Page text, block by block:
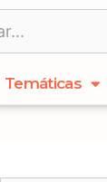
Temáticas